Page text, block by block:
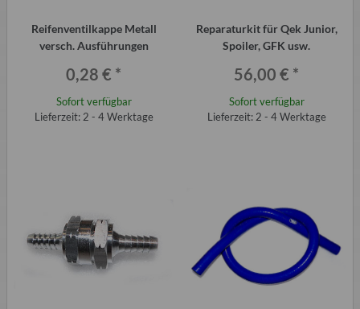
Reifenventilkappe Metall
versch. Ausführungen
0,28 € *
Sofort verfügbar
Lieferzeit: 2 - 4 Werktage
Reparaturkit für Qek Junior,
Spoiler, GFK usw.
56,00 € *
Sofort verfügbar
Lieferzeit: 2 - 4 Werktage